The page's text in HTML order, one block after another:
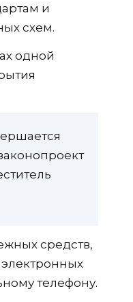
и
схем.
одной
средств,
телефону.